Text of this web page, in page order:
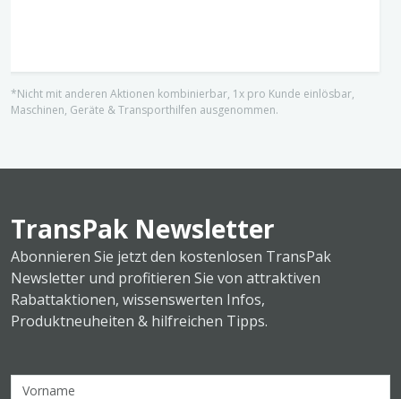
*Nicht mit anderen Aktionen kombinierbar, 1x pro Kunde einlösbar,
Maschinen, Geräte & Transporthilfen ausgenommen.
TransPak Newsletter
Abonnieren Sie jetzt den kostenlosen TransPak
Newsletter und profitieren Sie von attraktiven
Rabattaktionen, wissenswerten Infos,
Produktneuheiten & hilfreichen Tipps.